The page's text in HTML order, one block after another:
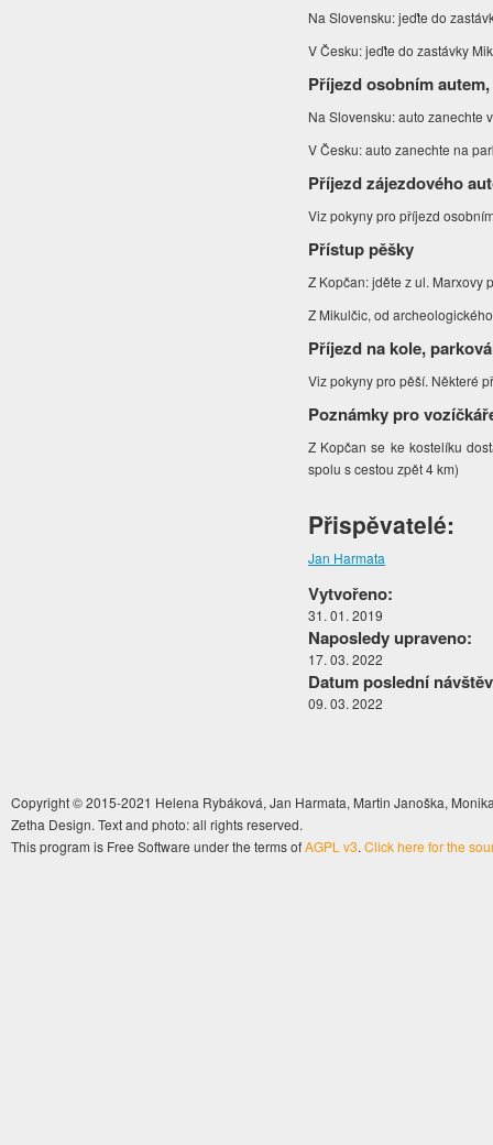
Na Slovensku: jeďte do
V Česku: jeďte do zastávky
Příjezd osobním
Na Slovensku: auto zanechte
V Česku: auto zanechte na
Příjezd zájezdového
Viz pokyny pro příjezd
Přístup pěšky
Z Kopčan: jděte z ul. Marxovy
Z Mikulčic, od
Příjezd na kole,
Viz pokyny pro pěší. Některé
Poznámky pro
Z Kopčan se ke kostelíku
spolu s cestou zpět 4 km)
Přispěvatelé:
Jan Harmata
Vytvořeno:
31. 01. 2019
Naposledy upraveno:
17. 03. 2022
Datum poslední
09. 03. 2022
Copyright © 2015-2021 Helena Rybáková, Jan Harmata, Martin Janoška,
Zetha Design. Text and photo: all rights reserved.
This program is Free Software under the terms ofAGPL v3. Click here for the